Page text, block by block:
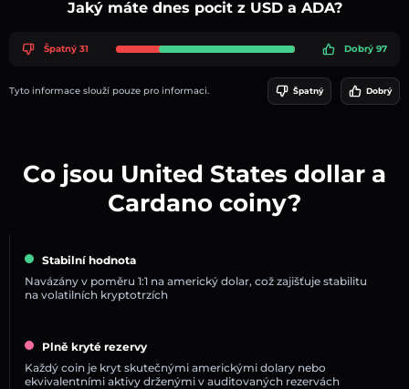
Jaký máte dnes pocit z USD a ADA?
Špatný 31 Dobrý 97
Tyto informace slouží pouze pro informaci. Špatný Dobrý
Co jsou United States dollar a
Cardano coiny?
Stabilní hodnota
Navázány v poměru 1:1 na americký dolar, což zajišťuje stabilitu
na volatilních kryptotrzích
Plně kryté rezervy
Každý coin je kryt skutečnými americkými dolary nebo
ekvivalentními aktivy drženými v auditovaných rezervách